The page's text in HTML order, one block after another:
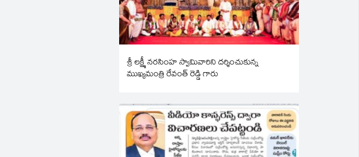
శ్రీ లక్ష్మీ నరసింహ స్వామివారిని దర్శించుకున్న
ముఖ్యమంత్రి రేవంత్ రెడ్డి గారు